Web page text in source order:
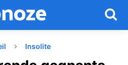
Insolite